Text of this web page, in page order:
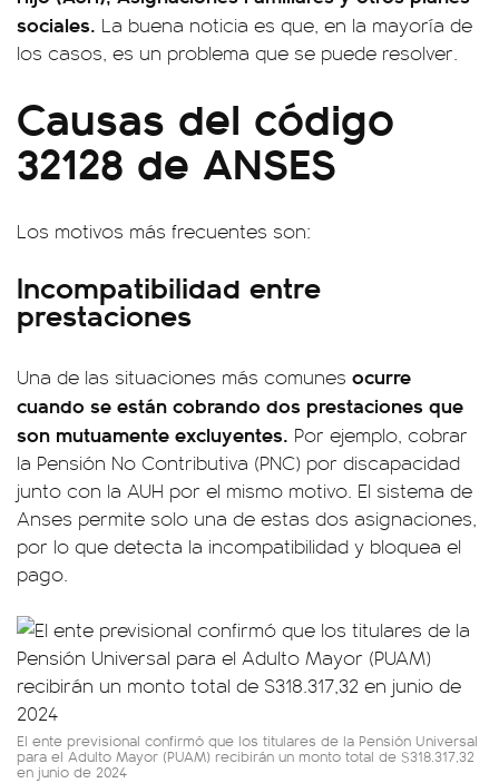
sociales. La buena noticia es que, en la mayoría de
los casos, es un problema que se puede resolver.
Causas del código
32128 de ANSES
Los motivos más frecuentes son:
Incompatibilidad entre
prestaciones
Una de las situaciones más comunes ocurre
cuando se están cobrando dos prestaciones que
son mutuamente excluyentes. Por ejemplo, cobrar
la Pensión No Contributiva (PNC) por discapacidad
junto con la AUH por el mismo motivo. El sistema de
Anses permite solo una de estas dos asignaciones,
por lo que detecta la incompatibilidad y bloquea el
pago.
El ente previsional confirmó que los titulares de la Pensión Universal
para el Adulto Mayor (PUAM) recibirán un monto total de $318.317,32
en junio de 2024